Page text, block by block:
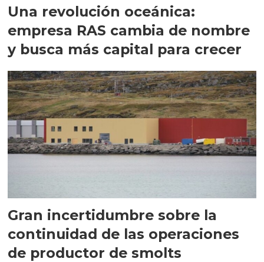
Una revolución oceánica:
empresa RAS cambia de nombre
y busca más capital para crecer
Gran incertidumbre sobre la
continuidad de las operaciones
de productor de smolts